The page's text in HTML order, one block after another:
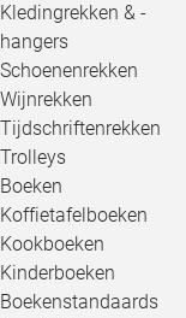
Kledingrekken & -
hangers
Schoenenrekken
Wijnrekken
Tijdschriftenrekken
Trolleys
Boeken
Koffietafelboeken
Kookboeken
Kinderboeken
Boekenstandaards